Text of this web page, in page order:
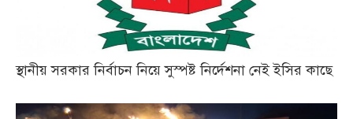
স্থানীয় সরকার নির্বাচন নিয়ে সুস্পষ্ট নির্দেশনা নেই ইসির কাছে